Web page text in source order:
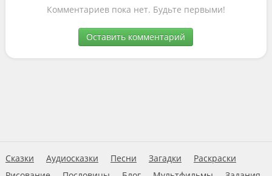
Комментариев пока нет. Будьте первыми!
Оставить комментарий
Сказки Аудиосказки Песни Загадки
Раскраски